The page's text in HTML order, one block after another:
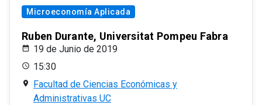
Microeconomía Aplicada
Ruben Durante, Universitat Pompeu Fabra
19 de Junio de 2019
15:30
Facultad de Ciencias Económicas y
Administrativas UC